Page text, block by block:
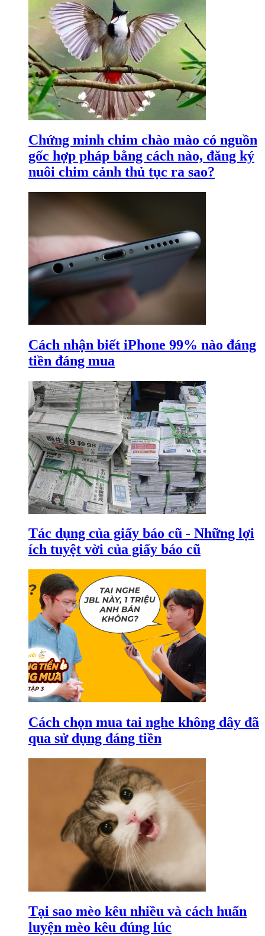
Chứng minh chim chào mào có nguồn
gốc hợp pháp bằng cách nào, đăng ký
nuôi chim cảnh thủ tục ra sao?
Cách nhận biết iPhone 99% nào đáng
tiền đáng mua
Tác dụng của giấy báo cũ - Những lợi
ích tuyệt vời của giấy báo cũ
Cách chọn mua tai nghe không dây đã
qua sử dụng đáng tiền
Tại sao mèo kêu nhiều và cách huấn
luyện mèo kêu đúng lúc